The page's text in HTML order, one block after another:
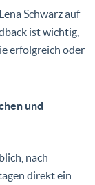
Schwarz auf
ist wichtig,
erfolgreich oder
und
nach
direkt ein